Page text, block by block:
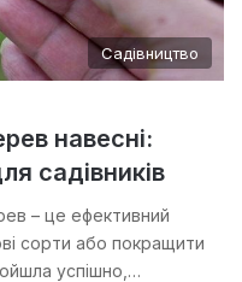
Садівництво
навесні:
садівників
– це ефективний
сорти або покращити
успішно,…